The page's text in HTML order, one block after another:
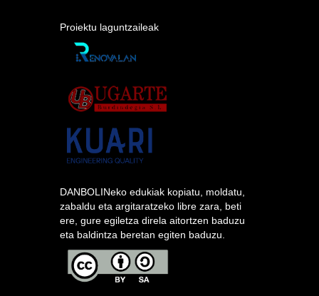
Proiektu laguntzaileak
DANBOLINeko edukiak kopiatu, moldatu,
zabaldu eta argitaratzeko libre zara, beti
ere, gure egiletza direla aitortzen baduzu
eta baldintza beretan egiten baduzu.